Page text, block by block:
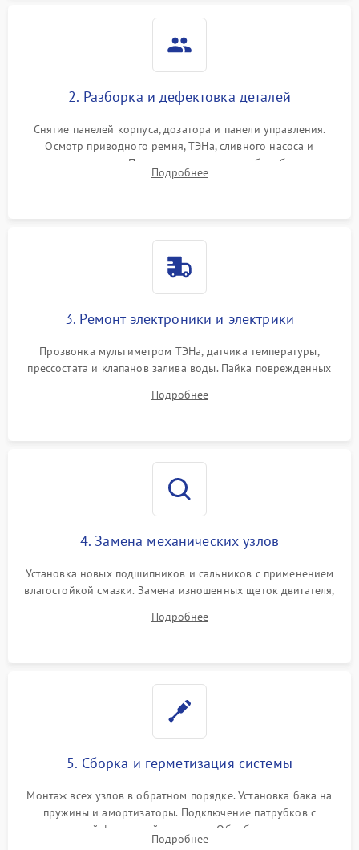
2. Разборка и дефектовка деталей
Снятие панелей корпуса, дозатора и панели управления.
Осмотр приводного ремня, ТЭНа, сливного насоса и
амортизаторов. Проверка подшипников барабана и
крестовины на износ, а манжеты люка на разрывы.
Подробнее
3. Ремонт электроники и электрики
Прозвонка мультиметром ТЭНа, датчика температуры,
прессостата и клапанов залива воды. Пайка поврежденных
Восстановление целостности проводки и контактов.
Подробнее
4. Замена механических узлов
Установка новых подшипников и сальников с применением
влагостойкой смазки. Замена изношенных щеток двигателя,
или поврежденной резиновой манжеты.
Подробнее
5. Сборка и герметизация системы
Монтаж всех узлов в обратном порядке. Установка бака на
пружины и амортизаторы. Подключение патрубков с
надежной фиксацией хомутами. Обработка стыков
герметиком для предотвращения возможных протечек воды.
Подробнее